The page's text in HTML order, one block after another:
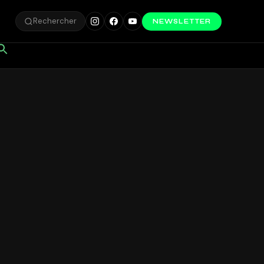
Rechercher NEWSLETTER